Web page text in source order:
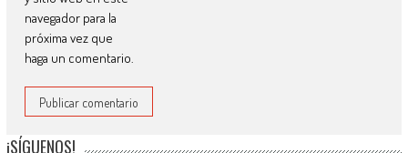
navegador para la
próxima vez que
haga un comentario.
¡SÍGUENOS!